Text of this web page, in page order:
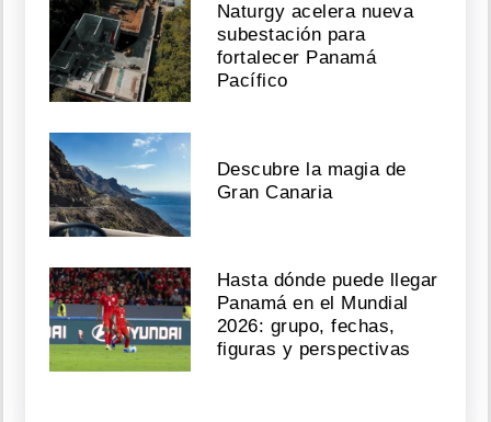
Naturgy acelera nueva
subestación para
fortalecer Panamá
Pacífico
Descubre la magia de
Gran Canaria
Hasta dónde puede llegar
Panamá en el Mundial
2026: grupo, fechas,
figuras y perspectivas